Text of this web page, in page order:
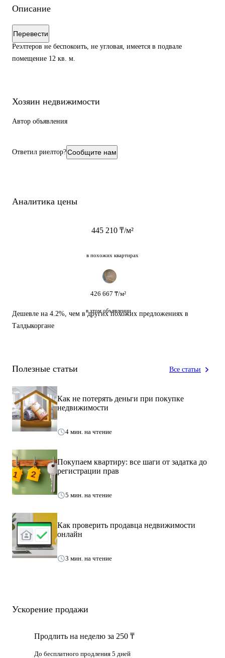
Описание
Перевести
Реэлтеров не беспокоить, не угловая, имеется в подвале
помещение 12 кв. м.
Хозяин недвижимости
Автор объявления
Ответил риелтор?Сообщите нам
Аналитика цены
445 210 ₸/м²
в похожих квартирах
426 667 ₸/м²
в этом объявлении
Дешевле на 4.2% , чем в других похожих предложениях в
Талдыкоргане
Полезные статьи Все статьи
Как не потерять деньги при покупке
недвижимости
4 мин. на чтение
Покупаем квартиру: все шаги от задатка до
регистрации прав
5 мин. на чтение
Как проверить продавца недвижимости
онлайн
3 мин. на чтение
Ускорение продажи
Продлить на неделю за 250 ₸
До бесплатного продления 5 дней